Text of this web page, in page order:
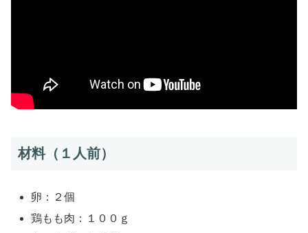
材料（１人前）
卵：２個
鶏もも肉：１００ｇ